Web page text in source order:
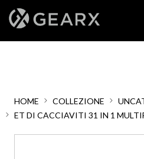
HOME COLLEZIONE
ET DI CACCIAVITI 31 IN 1